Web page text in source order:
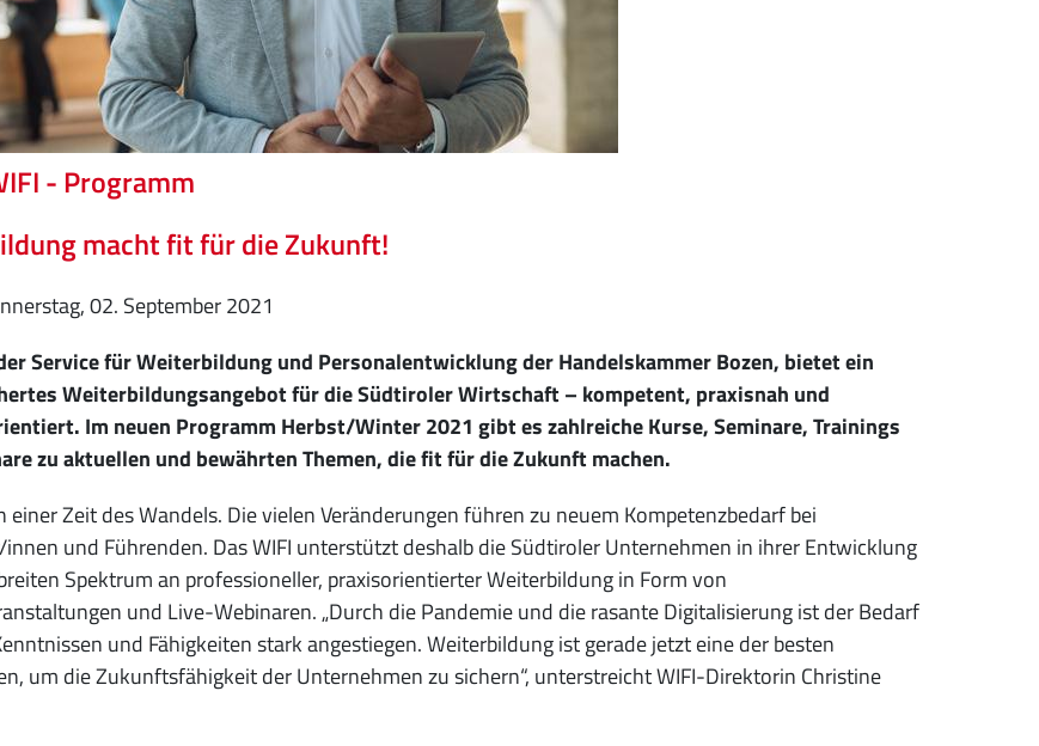
- Programm
macht fit für die Zukunft!
02. September 2021
Service für Weiterbildung und Personalentwicklung der Handelskammer Bozen, bietet ein
Weiterbildungsangebot für die Südtiroler Wirtschaft – kompetent, praxisnah und
Im neuen Programm Herbst/Winter 2021 gibt es zahlreiche Kurse, Seminare, Trainings
zu aktuellen und bewährten Themen, die fit für die Zukunft machen.
einer Zeit des Wandels. Die vielen Veränderungen führen zu neuem Kompetenzbedarf bei
und Führenden. Das WIFI unterstützt deshalb die Südtiroler Unternehmen in ihrer Entwicklung
Spektrum an professioneller, praxisorientierter Weiterbildung in Form von
und Live-Webinaren. „Durch die Pandemie und die rasante Digitalisierung ist der Bedarf
und Fähigkeiten stark angestiegen. Weiterbildung ist gerade jetzt eine der besten
um die Zukunftsfähigkeit der Unternehmen zu sichern“, unterstreicht WIFI-Direktorin Christine